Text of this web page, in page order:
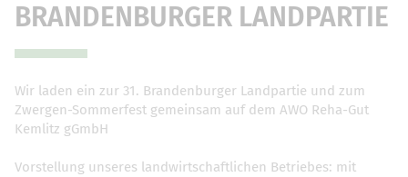
BRANDENBURGER LANDPARTIE
Wir laden ein zur 31. Brandenburger Landpartie und zum
Zwergen-Sommerfest gemeinsam auf dem AWO Reha-Gut
Kemlitz gGmbH
Vorstellung unseres landwirtschaftlichen Betriebes: mit